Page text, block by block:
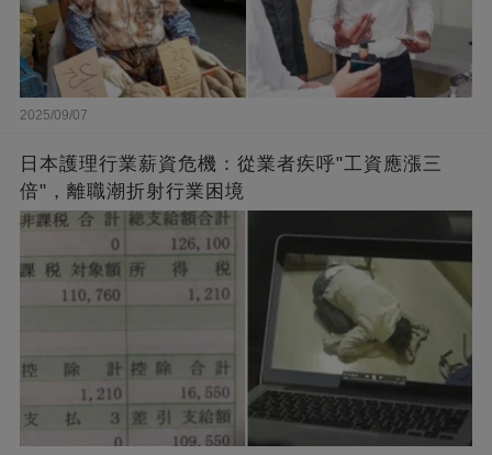
2025/09/07
日本護理行業薪資危機：從業者疾呼"工資應漲三
倍"，離職潮折射行業困境